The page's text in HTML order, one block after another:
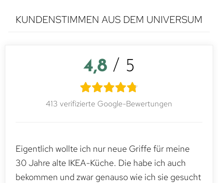
KUNDENSTIMMEN AUS DEM UNIVERSUM
4,8 / 5
413 verifizierte Google-Bewertungen
Eigentlich wollte ich nur neue Griffe für meine
30 Jahre alte IKEA-Küche. Die habe ich auch
bekommen und zwar genauso wie ich sie gesucht